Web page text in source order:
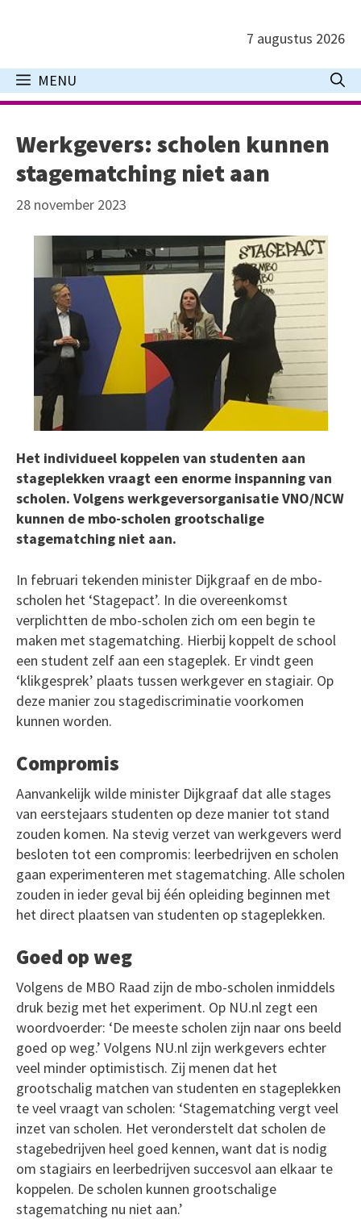
inhoud
7 augustus 2026
MENU
Werkgevers: scholen kunnen
stagematching niet aan
28 november 2023
Het individueel koppelen van studenten aan
stageplekken vraagt een enorme inspanning van
scholen. Volgens werkgeversorganisatie VNO/NCW
kunnen de mbo-scholen grootschalige
stagematching niet aan.
In februari tekenden minister Dijkgraaf en de mbo-
scholen het ‘Stagepact’. In die overeenkomst
verplichtten de mbo-scholen zich om een begin te
maken met stagematching. Hierbij koppelt de school
een student zelf aan een stageplek. Er vindt geen
‘klikgesprek’ plaats tussen werkgever en stagiair. Op
deze manier zou stagediscriminatie voorkomen
kunnen worden.
Compromis
Aanvankelijk wilde minister Dijkgraaf dat alle stages
van eerstejaars studenten op deze manier tot stand
zouden komen. Na stevig verzet van werkgevers werd
besloten tot een compromis: leerbedrijven en scholen
gaan experimenteren met stagematching. Alle scholen
zouden in ieder geval bij één opleiding beginnen met
het direct plaatsen van studenten op stageplekken.
Goed op weg
Volgens de MBO Raad zijn de mbo-scholen inmiddels
druk bezig met het experiment. Op NU.nl zegt een
woordvoerder: ‘De meeste scholen zijn naar ons beeld
goed op weg.’ Volgens NU.nl zijn werkgevers echter
veel minder optimistisch. Zij menen dat het
grootschalig matchen van studenten en stageplekken
te veel vraagt van scholen: ‘Stagematching vergt veel
inzet van scholen. Het veronderstelt dat scholen de
stagebedrijven heel goed kennen, want dat is nodig
om stagiairs en leerbedrijven succesvol aan elkaar te
koppelen. De scholen kunnen grootschalige
stagematching nu niet aan.’